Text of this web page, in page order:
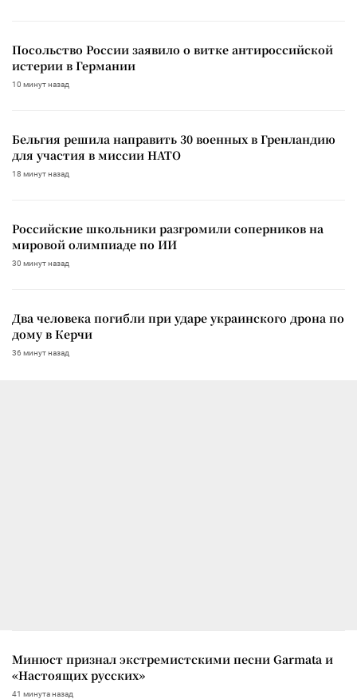
Посольство России заявило о витке антироссийской
истерии в Германии
10 минут назад
Бельгия решила направить 30 военных в Гренландию
для участия в миссии НАТО
18 минут назад
Российские школьники разгромили соперников на
мировой олимпиаде по ИИ
30 минут назад
Два человека погибли при ударе украинского дрона по
дому в Керчи
36 минут назад
Минюст признал экстремистскими песни Garmata и
«Настоящих русских»
41 минута назад